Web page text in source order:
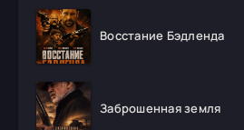
Восстание Бэдленда
Заброшенная земля